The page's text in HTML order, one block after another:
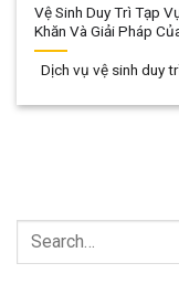
Vệ Sinh Duy Trì Tạp
Khăn Và Giải Pháp
Dịch vụ vệ sinh duy